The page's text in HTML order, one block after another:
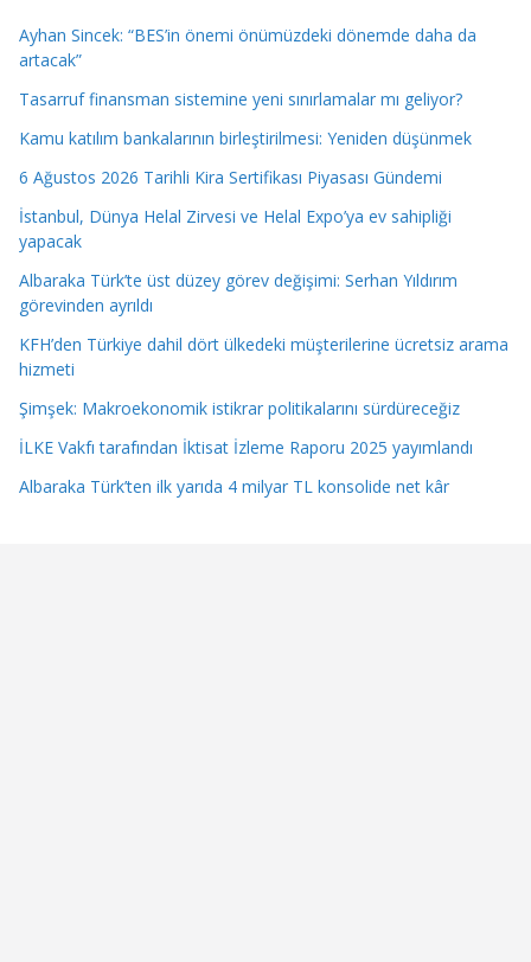
Ayhan Sincek: “BES’in önemi önümüzdeki dönemde daha da
artacak”
Tasarruf finansman sistemine yeni sınırlamalar mı geliyor?
Kamu katılım bankalarının birleştirilmesi: Yeniden düşünmek
6 Ağustos 2026 Tarihli Kira Sertifikası Piyasası Gündemi
İstanbul, Dünya Helal Zirvesi ve Helal Expo’ya ev sahipliği
yapacak
Albaraka Türk’te üst düzey görev değişimi: Serhan Yıldırım
görevinden ayrıldı
KFH’den Türkiye dahil dört ülkedeki müşterilerine ücretsiz arama
hizmeti
Şimşek: Makroekonomik istikrar politikalarını sürdüreceğiz
İLKE Vakfı tarafından İktisat İzleme Raporu 2025 yayımlandı
Albaraka Türk’ten ilk yarıda 4 milyar TL konsolide net kâr